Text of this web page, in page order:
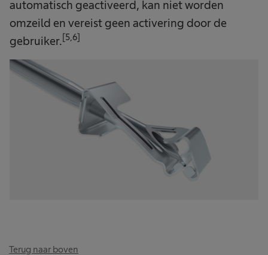
automatisch geactiveerd, kan niet worden
omzeild en vereist geen activering door de
gebruiker.[5,6]
Terug naar boven